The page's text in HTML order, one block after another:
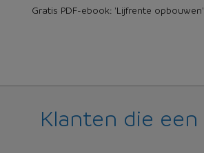
Gratis PDF-ebook: 'Lijfrente opbouwen'
Klanten die een